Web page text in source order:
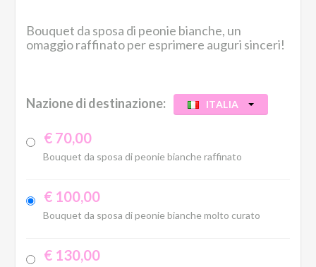
Bouquet da sposa di peonie bianche, un
omaggio raffinato per esprimere auguri sinceri!
Nazione di destinazione: ITALIA
€ 70,00
Bouquet da sposa di peonie bianche raffinato
€ 100,00
Bouquet da sposa di peonie bianche molto curato
€ 130,00